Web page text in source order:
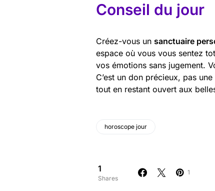
Conseil du jour
Créez-vous un sanctuaire
espace où vous vous sentez
vos émotions sans jugement.
C’est un don précieux, pas
tout en restant ouvert aux
horoscope jour
1
Shares
1